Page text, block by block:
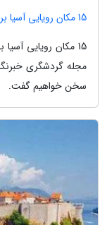
15 مکان رویایی آسیا برای یک ماه عسل تابستانی خاطره انگیز
15 مکان رویایی
سخن خواهیم گفت.